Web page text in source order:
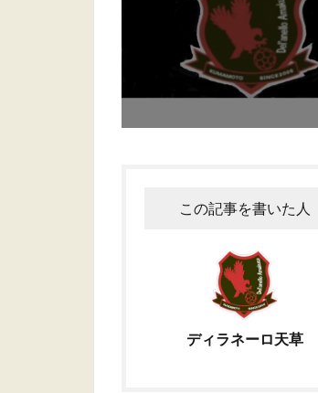
この記事を書いた人
ディラネーロ天草